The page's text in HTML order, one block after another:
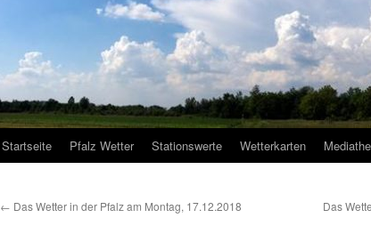
Startseite Pfalz Wetter Stationswerte Wetterkarten
← Das Wetter in der Pfalz am Montag, 17.12.2018 Das